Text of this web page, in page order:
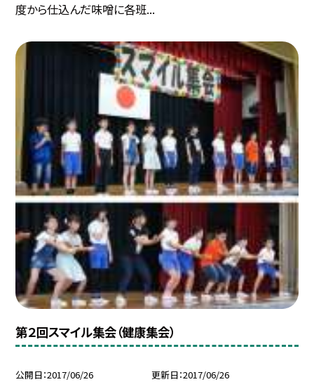
度から仕込んだ味噌に各班...
第２回スマイル集会（健康集会）
公開日 2017/06/26 更新日 2017/06/26